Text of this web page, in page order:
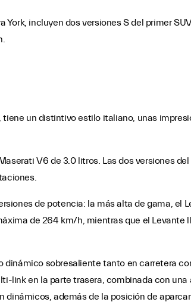
incluyen dos versiones S del primer
un distintivo estilo italiano, unas
V6 de 3.0 litros. Las dos versiones
de potencia: la más alta de gama, el
de 264 km/h, mientras que el Levante
sobresaliente tanto en carretera
link en la parte trasera, combinada con
dinámicos, además de la posición de